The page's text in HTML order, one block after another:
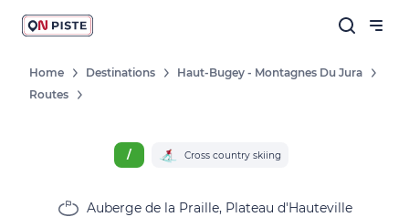
Home Destinations
Haut-Bugey - Montagnes Du Jura
Routes
/ Cross country skiing
Auberge de la Praille, Plateau d'Hauteville